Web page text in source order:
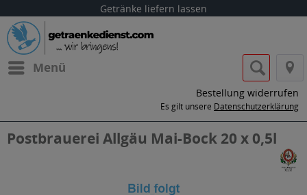
Getränke liefern lassen
Menü
Bestellung widerrufen
Es gilt unsere Datenschutzerklärung
Postbrauerei Allgäu Mai-Bock 20 x 0,5l